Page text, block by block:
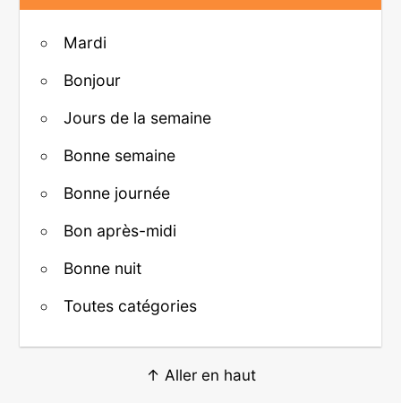
Mardi
Bonjour
Jours de la semaine
Bonne semaine
Bonne journée
Bon après-midi
Bonne nuit
Toutes catégories
↑ Aller en haut